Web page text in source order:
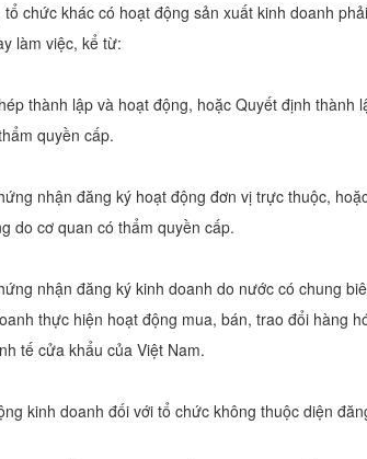
chức khác có hoạt động sản xuất kinh doanh
làm việc, kể từ:
thành lập và hoạt động, hoặc Quyết định thành
quyền cấp.
nhận đăng ký hoạt động đơn vị trực thuộc,
do cơ quan có thẩm quyền cấp.
nhận đăng ký kinh doanh do nước có chung
thực hiện hoạt động mua, bán, trao đổi hàng
tế cửa khẩu của Việt Nam.
kinh doanh đối với tổ chức không thuộc diện